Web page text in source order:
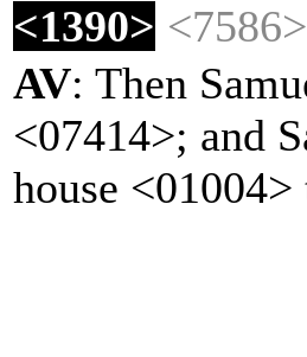
<1390> <7586>
AV: Then
<07414>; and
house